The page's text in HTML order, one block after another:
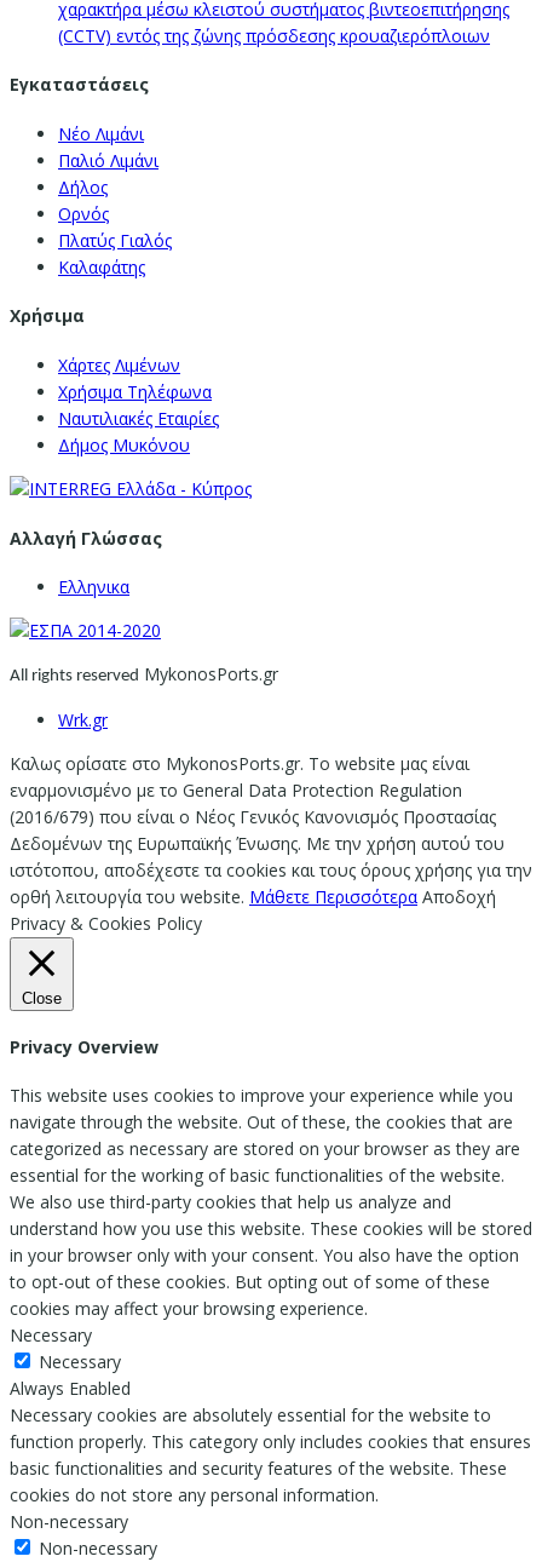
χαρακτήρα μέσω κλειστού συστήματος βιντεοεπιτήρησης
(CCTV) εντός της ζώνης πρόσδεσης κρουαζιερόπλοιων
Εγκαταστάσεις
Νέο Λιμάνι
Παλιό Λιμάνι
Δήλος
Ορνός
Πλατύς Γιαλός
Καλαφάτης
Χρήσιμα
Χάρτες Λιμένων
Χρήσιμα Τηλέφωνα
Ναυτιλιακές Εταιρίες
Δήμος Μυκόνου
Αλλαγή Γλώσσας
Ελληνικα
All rights reserved MykonosPorts.gr
Wrk.gr
Καλως ορίσατε στο MykonosPorts.gr. Το website μας είναι
εναρμονισμένο με το General Data Protection Regulation
(2016/679) που είναι ο Νέος Γενικός Κανονισμός Προστασίας
Δεδομένων της Ευρωπαϊκής Ένωσης. Με την χρήση αυτού του
ιστότοπου, αποδέχεστε τα cookies και τους όρους χρήσης για την
ορθή λειτουργία του website. Μάθετε Περισσότερα Αποδοχή
Privacy & Cookies Policy
Close
Privacy Overview
This website uses cookies to improve your experience while you
navigate through the website. Out of these, the cookies that are
categorized as necessary are stored on your browser as they are
essential for the working of basic functionalities of the website.
We also use third-party cookies that help us analyze and
understand how you use this website. These cookies will be stored
in your browser only with your consent. You also have the option
to opt-out of these cookies. But opting out of some of these
cookies may affect your browsing experience.
Necessary
Necessary
Always Enabled
Necessary cookies are absolutely essential for the website to
function properly. This category only includes cookies that ensures
basic functionalities and security features of the website. These
cookies do not store any personal information.
Non-necessary
Non-necessary